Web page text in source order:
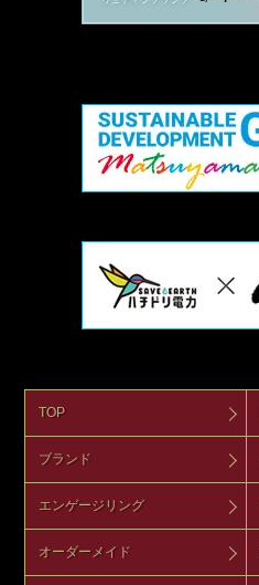
TOP
ブランド
エンゲージリング
オーダーメイド